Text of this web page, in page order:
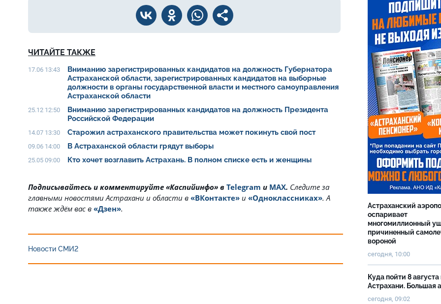
ЧИТАЙТЕ ТАКЖЕ
17.06 13:43
Вниманию зарегистрированных кандидатов на должность Губернатора
Астраханской области, зарегистрированных кандидатов на выборные
должности в органы государственной власти и местного самоуправления
Астраханской области
25.12 12:50
Вниманию зарегистрированных кандидатов на должность Президента
Российской Федерации
14.07 13:30 Старожил астраханского правительства может покинуть свой пост
09.06 14:00 В Астраханской области грядут выборы
25.05 09:00 Кто хочет возглавить Астрахань. В полном списке есть и женщины
Подписывайтесь и комментируйте «Каспийинфо» в Telegram и MAX. Cледите за
главными новостями Астрахани и области в «ВКонтакте» и «Одноклассниках». А
также ждём вас в «Дзен».
Новости СМИ2
Астраханский
оспаривает
многомиллионный
причиненный
вороной
сегодня, 10:00
Куда пойти 8 августа
Астрахани. Большая
сегодня, 09:02